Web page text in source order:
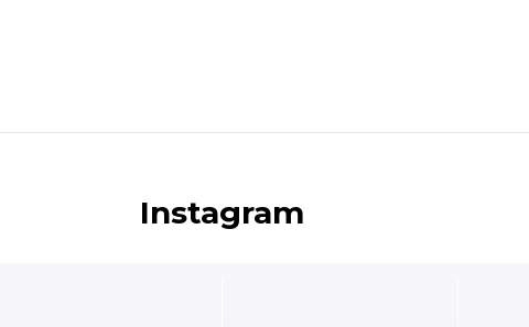
Instagram